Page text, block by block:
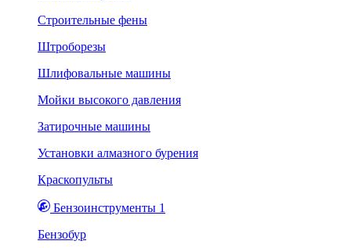
Строительные фены
Штроборезы
Шлифовальные машины
Мойки высокого давления
Затирочные машины
Установки алмазного бурения
Краскопульты
Бензоинструменты 1
Бензобур